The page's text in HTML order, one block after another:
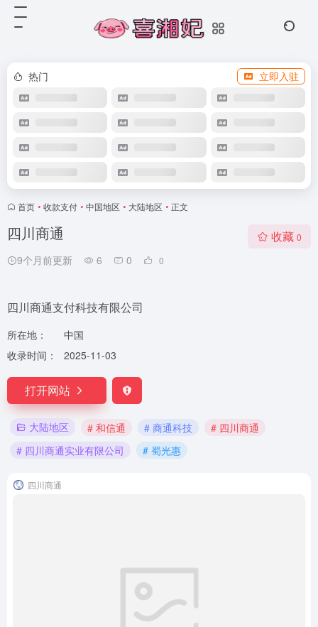
热门 立即入驻
首页 • 收款支付 • 中国地区 • 大陆地区 • 正文
四川商通
9个月前更新 6 0 0
收藏 0
四川商通支付科技有限公司
所在地：
中国
收录时间：
2025-11-03
打开网站
大陆地区 # 和信通 # 商通科技
# 四川商通
# 四川商通实业有限公司
# 蜀光惠
四川商通